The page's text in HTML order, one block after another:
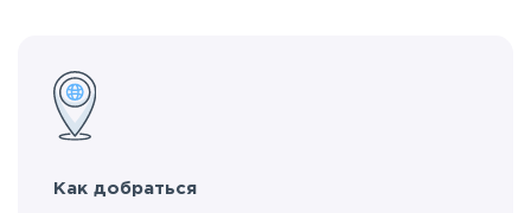
Как добраться